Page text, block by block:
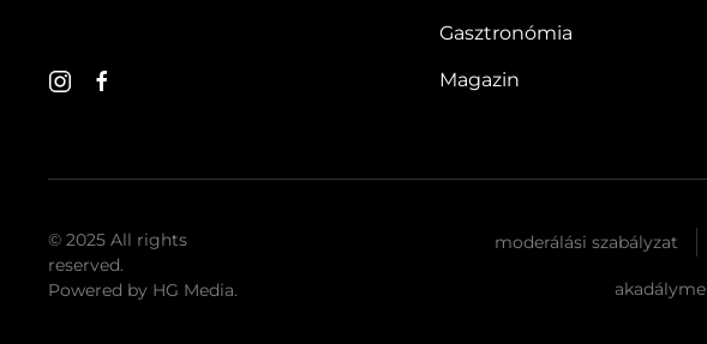
Gasztronómia
Magazin
© 2025 All rights
reserved.
Powered by HG Media.
moderálási szabályzat